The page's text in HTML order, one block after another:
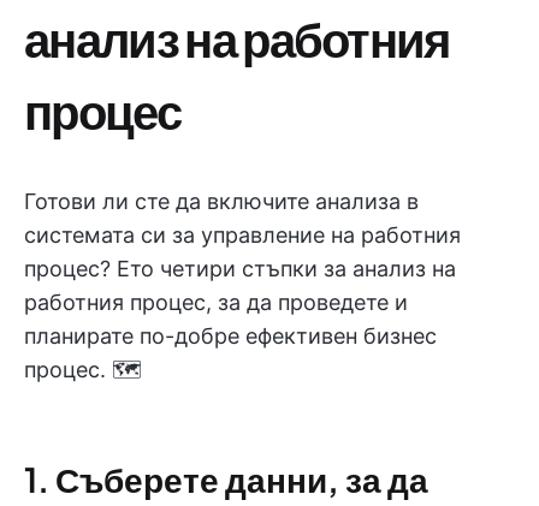
анализ на работния
процес
Готови ли сте да включите анализа в
системата си за управление на работния
процес? Ето четири стъпки за анализ на
работния процес, за да проведете и
планирате по-добре ефективен бизнес
процес. 🗺️
1. Съберете данни, за да